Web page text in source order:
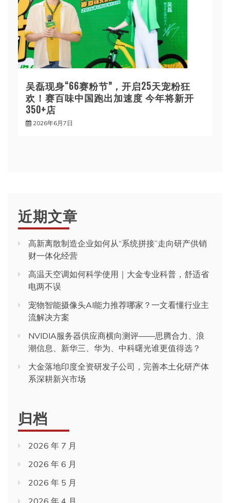
吴磊现身“66赛粉节”，开启25天宠粉狂
欢！赛百味中国跑出加速度 今年将新开
350+店
2026年6月7日
近期文章
高新离散制造企业如何从“系统拼接”走向研产供销
财一体化经营
高温天空调如何科学使用｜大金专业科普，舒适省
电两不误
宠物智能摄像头AI能力推荐哪家？一文看懂行业主
流解决方案
NVIDIA服务器供应商横向测评——思腾合力、浪
潮信息、新华三、华为、中科曙光谁更值得选？
大金落地印度全资研发子公司，完善本土化研产体
系深耕新兴市场
归档
2026 年 7 月
2026 年 6 月
2026 年 5 月
2026 年 4 月